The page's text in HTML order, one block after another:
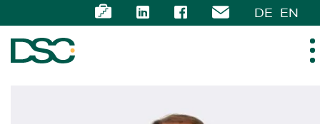
DE EN